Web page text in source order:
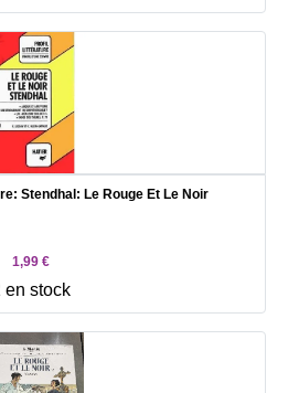
Stendhal: Le Rouge Et Le Noir
1,99 €
en stock